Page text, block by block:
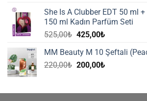
220,00₺.fiyat:
200,00₺.
She Is A Clubber EDT 50 ml
150 ml Kadın Parfüm Seti
525,00₺ Orijinal
525,00₺.
425,00₺Şu
fiyat:
425,00₺.
MM Beauty M 10 Şeftali
220,00₺ Orijinal
200,00₺Şu
200,00₺.